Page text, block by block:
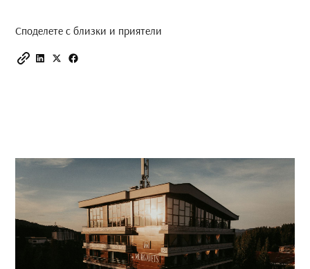
Споделете с близки и приятели